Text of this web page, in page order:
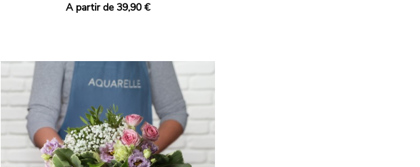
Offrez un bouquet délicat et généreux, imaginé
création une touche de pureté et de
romantisme, tandis que les giroflées dévoilent
un parfum délicat et une allure naturellement
poétique. Le gypsophile, léger et aérien, vient
envelopper l’ensemble de douceur, pendant que
les lisianthus ajoutent une note d’élégance et de
raffinement à cette harmonie florale.
A partir de 39,90 €